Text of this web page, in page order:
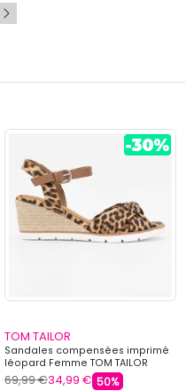
TOM TAILOR
Sandales compensées imprimé
léopard Femme TOM TAILOR
69,99 €34,99 € 50%